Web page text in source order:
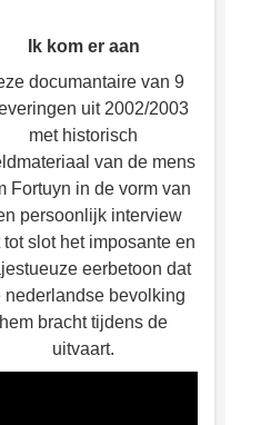
Ik kom er aan
documantaire van 9
uit 2002/2003
met historisch
van de mens
Fortuyn in de vorm van
persoonlijk interview
tot slot het imposante en
eerbetoon dat
nederlandse bevolking
hem bracht tijdens de
uitvaart.